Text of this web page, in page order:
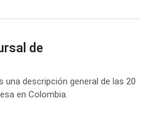
de
descripción general de las 20
en Colombia.